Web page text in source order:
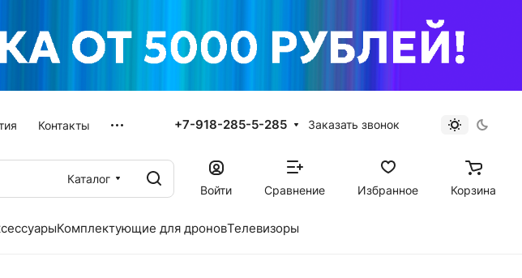
Контакты +7-918-285-5-285 Заказать звонок
Каталог
Войти
Сравнение Избранное Корзина
Комплектующие для дроновТелевизоры